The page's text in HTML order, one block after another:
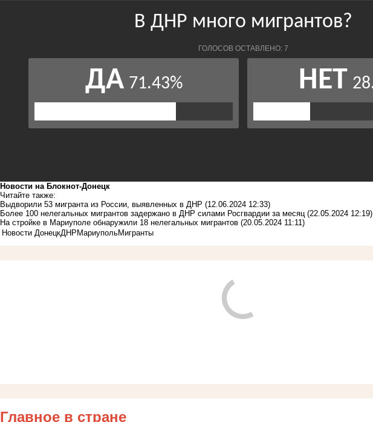
Новости на Блoкнoт-Донецк
Читайте также:
Выдворили 53 мигранта из России, выявленных в ДНР (12.06.2024 12:33)
Более 100 нелегальных мигрантов задержано в ДНР силами Росгвардии за месяц (22.05.2024 12:19)
На стройке в Мариуполе обнаружили 18 нелегальных мигрантов (20.05.2024 11:11)
Новости ДонецкДНР МариупольМигранты
Главное в стране